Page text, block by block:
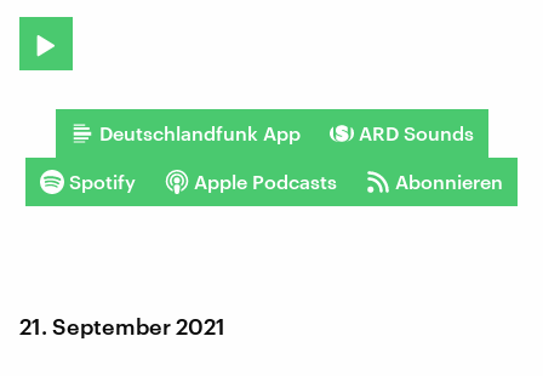
Deutschlandfunk App ARD Sounds
Spotify Apple Podcasts Abonnieren
21. September 2021